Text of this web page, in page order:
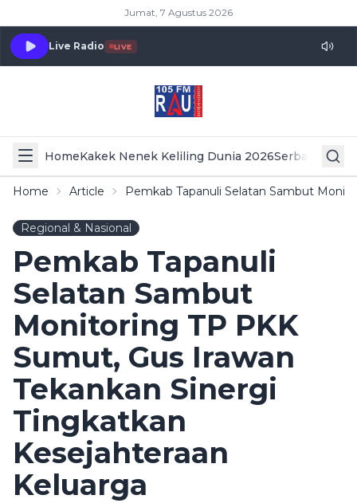
Jumat, 7 Agustus 2026
Live Radio LIVE
HomeKakek Nenek Keliling Dunia 2026Serba Serbi
Home Article Pemkab Tapanuli Selatan Sambut
Regional & Nasional
Pemkab Tapanuli
Selatan Sambut
Monitoring TP PKK
Sumut, Gus Irawan
Tekankan Sinergi
Tingkatkan
Kesejahteraan
Keluarga